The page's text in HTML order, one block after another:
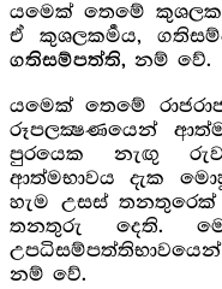
යමෙක් තෙමේ
ඒ කුශලකර්‍මය,
ගතිසම්පත්ති, නම් වේ.
යමෙක් තෙමේ
රූපලක්‍ෂණයෙන්
පුරයෙක නැඟු
ආත්මභාවය දැක
හැම උසස්
තනතුරු දෙති.
නම් වේ.